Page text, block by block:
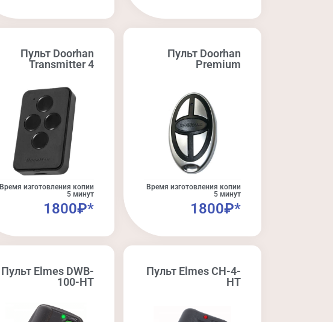
Пульт Doorhan
Transmitter 4
Время изготовления копии
5 минут
1800₽*
Пульт Doorhan
Premium
Время изготовления копии
5 минут
1800₽*
Пульт Elmes DWB-
100-HT
Пульт Elmes CH-4-
HT